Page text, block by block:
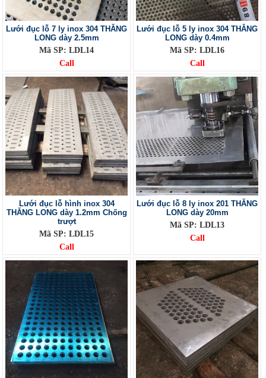
Lưới đục lỗ 7 ly inox 304 THĂNG
LONG dày 2.5mm
Mã SP: LDL14
Call
Lưới đục lỗ 5 ly inox 304 THĂNG
LONG dày 0.4mm
Mã SP: LDL16
Call
Lưới đục lỗ hình inox 304
THĂNG LONG dày 1.2mm Chống
trượt
Mã SP: LDL15
Call
Lưới đục lỗ 8 ly inox 201 THĂNG
LONG dày 20mm
Mã SP: LDL13
Call